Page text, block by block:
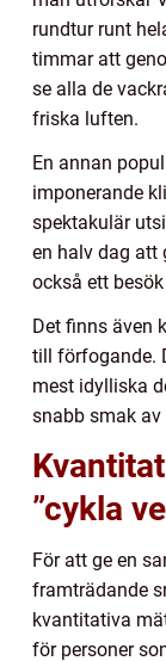
rundtur runt
timmar att
se alla de
friska luften.
En annan
imponerande
spektakulär
en halv dag att
också ett
Det finns även
till förfogande.
mest idylliska
snabb smak av
”cykla
För att ge en
framträdande
kvantitativa
för personer